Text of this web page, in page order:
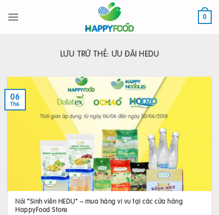
qua
0
LƯU TRỮ THẺ: ƯU ĐÃI HEDU
Nói “Sinh viên HEDU” – mua hàng vi vu tại các cửa hàng
HappyFood Store
06
Th6